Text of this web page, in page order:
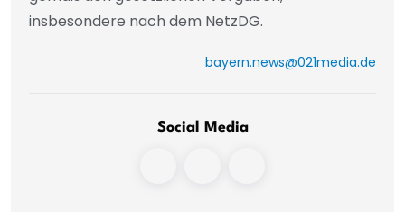
insbesondere nach dem NetzDG.
bayern.news@021media.de
Social Media